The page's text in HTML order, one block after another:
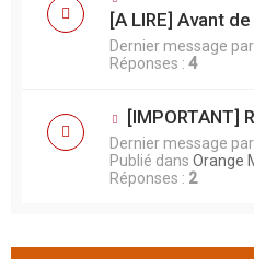
[A LIRE] Avant
Dernier message
Réponses : 4
[IMPORTANT]
Dernier message
Publié dans Orange
Réponses : 2